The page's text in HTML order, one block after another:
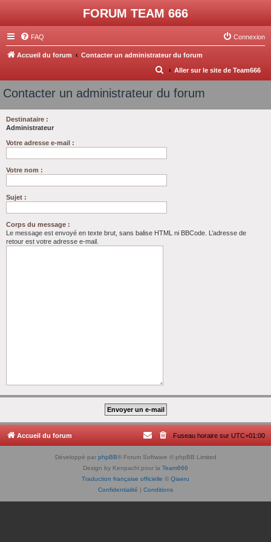
FORUM TEAM 666
FAQ Connexion
Accueil du forum Contacter un administrateur du forum
Aller sur le site de Team666
R
c
e
r
Contacter un administrateur du forum
Destinataire :
Administrateur
Votre adresse e-mail :
Votre nom :
Sujet :
Corps du message :
Le message est envoyé en texte brut, sans balise HTML ni BBCode. L’adresse de
retour est votre adresse e-mail.
Accueil du forum Fuseau horaire sur UTC+01:00
Développé par phpBB® Forum Software © phpBB Limited
Design by Kenpachi pour la Team666
Traduction française officielle © Qiaeru
Confidentialité | Conditions